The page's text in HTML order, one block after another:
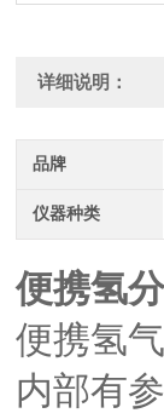
详细说明：
品牌
仪器种类
便携氢
便携氢
内部有